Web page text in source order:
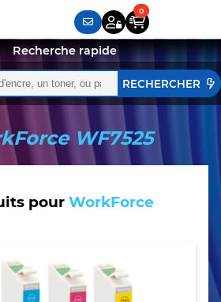
l'auto-complétion sont
Recherche rapide
WF7525
pour WorkForce